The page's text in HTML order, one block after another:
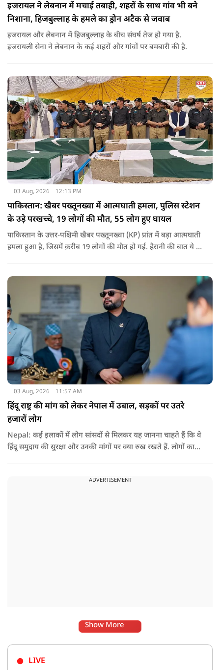
इजरायल ने लेबनान में मचाई तबाही, शहरों के साथ गांव भी बने
निशाना, हिजबुल्लाह के हमले का ड्रोन अटैक से जवाब
इजरायल और लेबनान में हिजबुल्लाह के बीच संघर्ष तेज हो गया है.
इजरायली सेना ने लेबनान के कई शहरों और गांवों पर बमबारी की है.
03 Aug, 2026 12:13 PM
पाकिस्तान: खैबर पख्तूनख्वा में आत्मघाती हमला, पुलिस स्टेशन
के उड़े परखच्चे, 19 लोगों की मौत, 55 लोग हुए घायल
पाकिस्तान के उत्तर-पश्चिमी खैबर पख्तूनख्वा (KP) प्रांत में बड़ा आत्मघाती
हमला हुआ है, जिसमें क़रीब 19 लोगों की मौत हो गई. हैरानी की बात ये है
03 Aug, 2026 11:57 AM
हिंदू राष्ट्र की मांग को लेकर नेपाल में उबाल, सड़कों पर उतरे
हजारों लोग
Nepal: कई इलाकों में लोग सांसदों से मिलकर यह जानना चाहते हैं कि वे
हिंदू समुदाय की सुरक्षा और उनकी मांगों पर क्या रुख रखते हैं. लोगों का
बात रखें और संसद में भी उनकी आवाज उठाएं.
ADVERTISEMENT
Show More
LIVE